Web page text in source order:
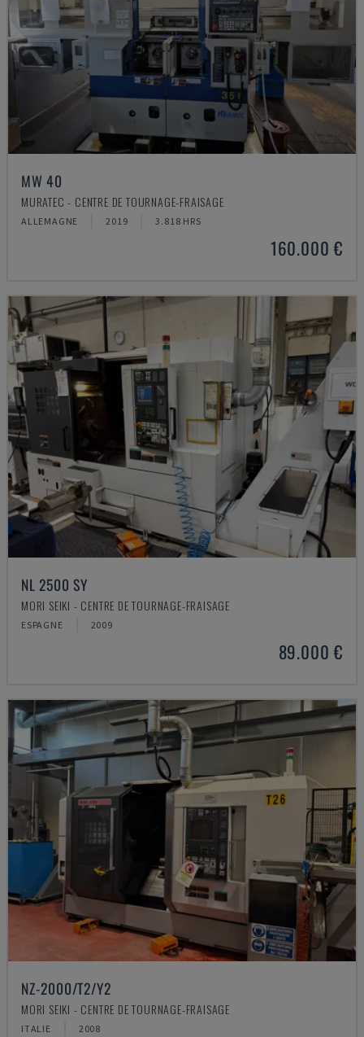
MW 40
MURATEC - CENTRE DE TOURNAGE-FRAISAGE
ALLEMAGNE 2019 3.818 HRS
160.000 €
NL 2500 SY
MORI SEIKI - CENTRE DE TOURNAGE-FRAISAGE
ESPAGNE 2009
89.000 €
NZ-2000/T2/Y2
MORI SEIKI - CENTRE DE TOURNAGE-FRAISAGE
ITALIE 2008